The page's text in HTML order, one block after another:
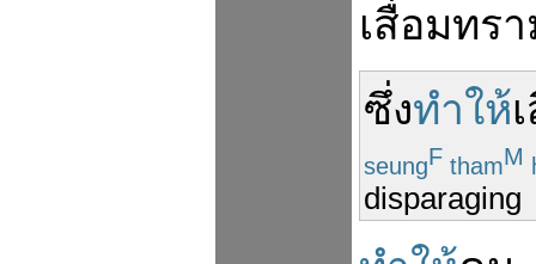
เสื่อมทร
ซึ่งทำให้
seungF thamM
disparaging